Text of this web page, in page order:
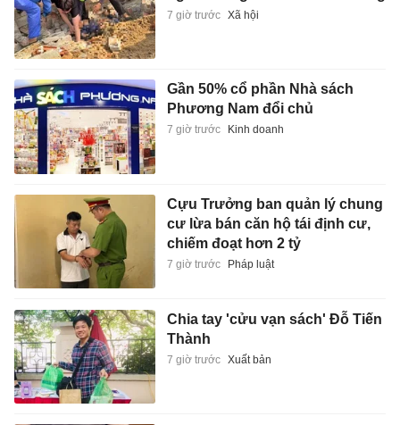
7 giờ trước Xã hội
Gần 50% cổ phần Nhà sách
Phương Nam đổi chủ
7 giờ trước Kinh doanh
Cựu Trưởng ban quản lý chung
cư lừa bán căn hộ tái định cư,
chiếm đoạt hơn 2 tỷ
7 giờ trước Pháp luật
Chia tay 'cửu vạn sách' Đỗ Tiến
Thành
7 giờ trước Xuất bản